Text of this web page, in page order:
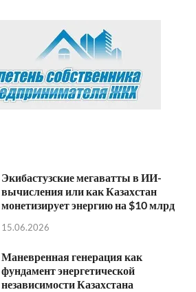
Экибастузские мегаватты в ИИ-
вычисления или как Казахстан
монетизирует энергию на $10 млрд
15.06.2026
Маневренная генерация как
фундамент энергетической
независимости Казахстана